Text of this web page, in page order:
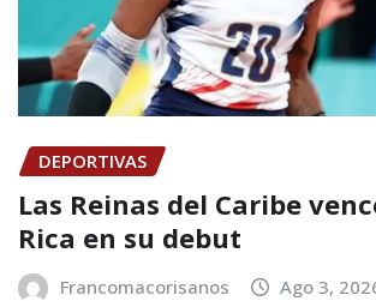
DEPORTIVAS
Las Reinas del Caribe
Rica en su debut
Francomacorisanos Ago 3,